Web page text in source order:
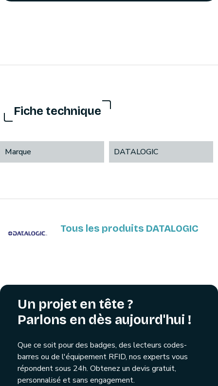
Fiche technique
Marque DATALOGIC
Tous les produits DATALOGIC
Un projet en tête ?
Parlons en dès aujourd'hui !
Que ce soit pour des badges, des lecteurs codes-
barres ou de l'équipement RFID, nos experts vous
répondent sous 24h. Obtenez un devis gratuit,
personnalisé et sans engagement.